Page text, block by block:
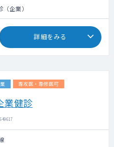
企業）
詳細をみる
専攻医・専修医可
業健診